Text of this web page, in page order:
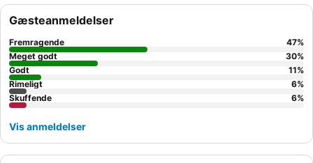
oplevelse bør gæster anmode om et værelse mod gården.
Gæsteanmeldelser
Fremragende 47%
Meget godt
30%
Godt
11%
Rimeligt
6%
Skuffende
6%
Vis anmeldelser